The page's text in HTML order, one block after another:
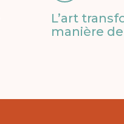
L’art
manière